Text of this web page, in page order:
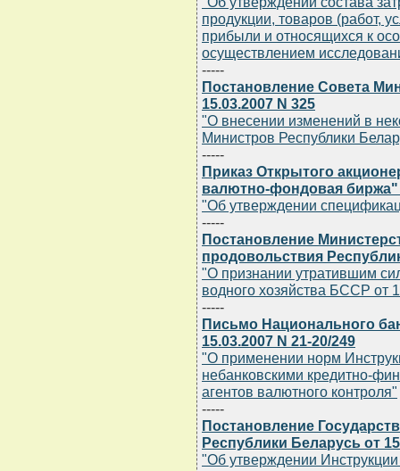
продукции, товаров (работ,
прибыли и относящихся к
осуществлением
-----
Постановление Совета
15.03.2007 N 325
"О внесении изменений в
Министров Республики
-----
Приказ Открытого
валютно-фондовая биржа"
"Об утверждении
-----
Постановление
продовольствия
"О признании утратившим
водного хозяйства БССР от
-----
Письмо Национального
15.03.2007 N 21-20/249
"О применении норм
небанковскими кредитно-
агентов валютного контроля"
-----
Постановление
Республики Беларусь от
"Об утверждении